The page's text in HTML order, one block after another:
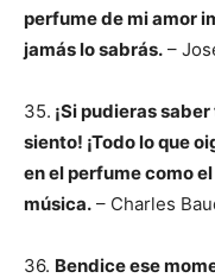
perfume de mi amor
jamás lo sabrás. –
35. ¡Si pudieras
siento! ¡Todo lo que
en el perfume como
música. – Charles
36. Bendice ese